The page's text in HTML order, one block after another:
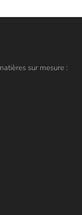
sur mesure :